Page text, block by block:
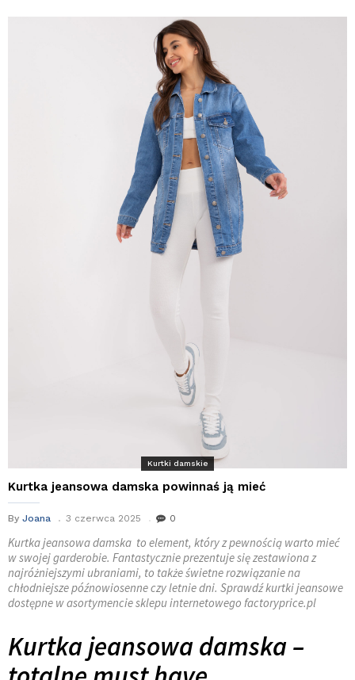
Kurtki damskie
Kurtka jeansowa damska powinnaś ją mieć
By Joana 3 czerwca 2025 0
Kurtka jeansowa damska to element, który z pewnością warto mieć
w swojej garderobie. Fantastycznie prezentuje się zestawiona z
najróżniejszymi ubraniami, to także świetne rozwiązanie na
chłodniejsze późnowiosenne czy letnie dni. Sprawdź kurtki jeansowe
dostępne w asortymencie sklepu internetowego factoryprice.pl
Kurtka jeansowa damska –